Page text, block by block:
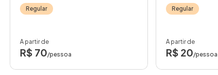
Regular
A partir de
R$ 70/pessoa
Regular
A partir de
R$ 20/pessoa